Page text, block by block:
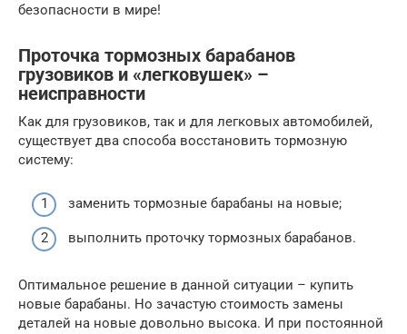
безопасности в мире!
Проточка тормозных барабанов
грузовиков и «легковушек» –
неисправности
Как для грузовиков, так и для легковых автомобилей,
существует два способа восстановить тормозную
систему:
заменить тормозные барабаны на новые;
выполнить проточку тормозных барабанов.
Оптимальное решение в данной ситуации – купить
новые барабаны. Но зачастую стоимость замены
деталей на новые довольно высока. И при постоянной